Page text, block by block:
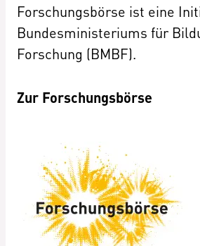
Forschungsbörse ist eine
Bundesministeriums für
Forschung (BMBF).
Zur Forschungsbörse